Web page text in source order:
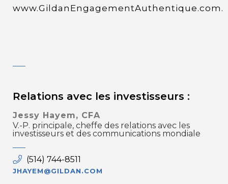
www.GildanEngagementAuthentique.com.
Relations avec les investisseurs :
Jessy Hayem, CFA
V.-P. principale, cheffe des relations avec les
investisseurs et des communications mondiale
(514) 744-8511
JHAYEM@GILDAN.COM